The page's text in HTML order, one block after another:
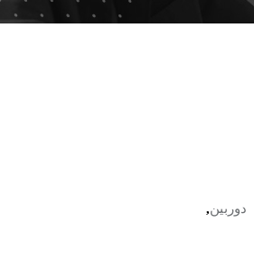
دوربین,